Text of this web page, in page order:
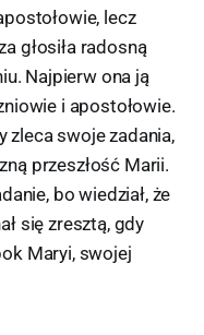
lecz
głosiła radosną
Najpierw ona ją
i apostołowie.
zleca swoje zadania,
przeszłość Marii.
bo wiedział, że
się zresztą, gdy
Maryi, swojej